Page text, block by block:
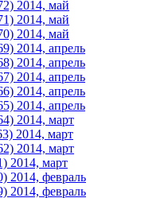
2014, май
2014, май
2014, май
2014, апрель
2014, апрель
2014, апрель
2014, апрель
2014, апрель
2014, март
2014, март
2014, март
2014, март
2014, февраль
2014, февраль